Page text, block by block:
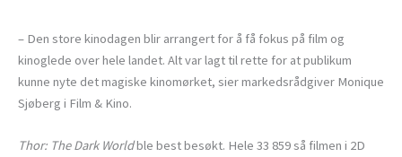
– Den store kinodagen blir arrangert for å få fokus på film og
kinoglede over hele landet. Alt var lagt til rette for at publikum
kunne nyte det magiske kinomørket, sier markedsrådgiver Monique
Sjøberg i Film & Kino.
Thor: The Dark Worldble best besøkt. Hele 33 859 så filmen i 2D